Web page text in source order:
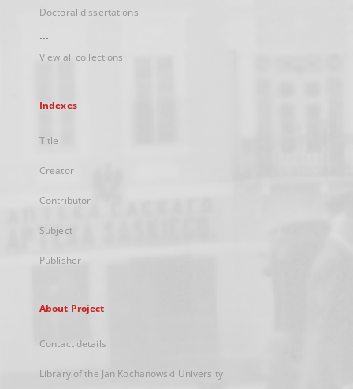
Doctoral dissertations
...
View all collections
Indexes
Title
Creator
Contributor
Subject
Publisher
About Project
Contact details
Library of the Jan Kochanowski University